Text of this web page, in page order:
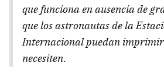
que funciona en ausencia de
que los astronautas de la
Internacional puedan imprimir
necesiten.